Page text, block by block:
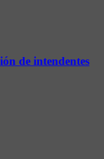
de intendentes